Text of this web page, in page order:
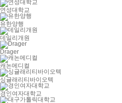
연성대학교
유한양행
데일리개원
Drager
캐논메디컬
싱귤래리티바이오텍
경인여자대학교